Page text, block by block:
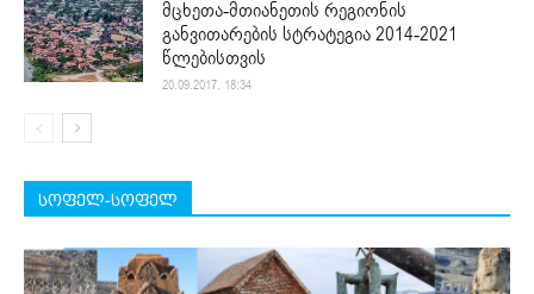
მცხეთა-მთიანეთის რეგიონის
განვითარების სტრატეგია 2014-2021
წლებისთვის
20.09.2017. 18:34
სოფელ-სოფელ